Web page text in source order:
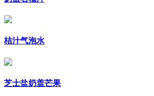
桔汁气泡水
芝士盐奶盖芒果